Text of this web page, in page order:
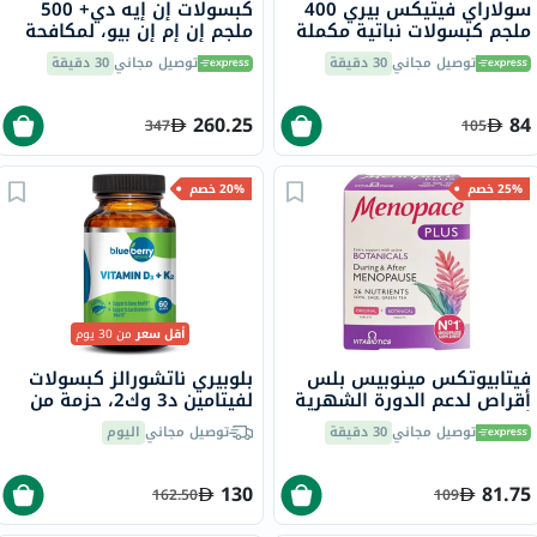
سولاراي فيتيكس بيري 400
ملجم كبسولات نباتية مكملة
للنساء ™ حزمة من 100
توصيل مجاني30 دقيقة
84
105
كبسولات إن إيه دي+ 500
ملجم إن إم إن بيو، لمكافحة
الشيخوخة - 30 كبسولةتوصيل مجاني30 دقيقة
260.25
347
25% خصم
فيتابيوتكس مينوبيس بلس
أقراص لدعم الدورة الشهرية
أثناء وبعد انقطاع الطمث
حزمة من 56توصيل مجاني30 دقيقة
81.75
109
20% خصم
أقل سعرمن 30 يوم
بلوبيري ناتشورالز كبسولات
لفيتامين د3 وك2، حزمة من
60توصيل مجاني اليوم
130
162.50